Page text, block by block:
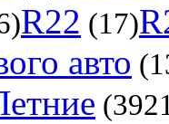
R22 (17)
авто